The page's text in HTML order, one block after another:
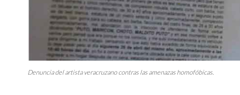
Denuncia del artista veracruzano contras las amenazas homofóbicas.